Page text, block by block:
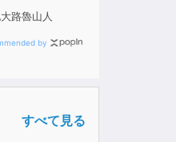
路魯山人
by
すべて見る